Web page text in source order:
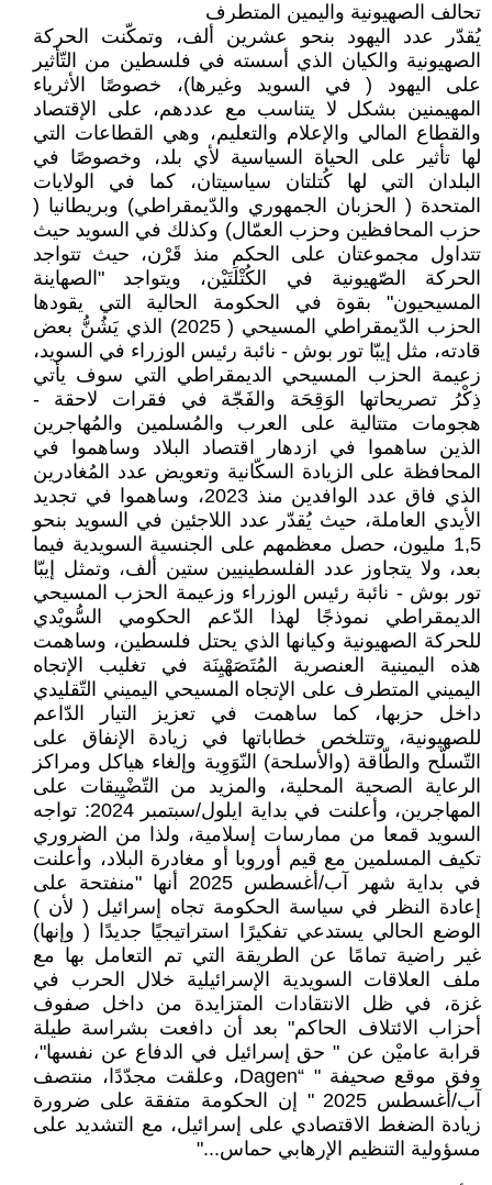
تحالف الصهيونية واليمين المتطرف
يُقدّر عدد اليهود بنحو عشرين ألف، وتمكّنت الحركة
الصهيونية والكيان الذي أسسته في فلسطين من التّأثير
على اليهود ( في السويد وغيرها)، خصوصًا الأثرياء
المهيمنين بشكل لا يتناسب مع عددهم، على الإقتصاد
والقطاع المالي والإعلام والتعليم، وهي القطاعات التي
لها تأثير على الحياة السياسية لأي بلد، وخصوصًا في
البلدان التي لها كُتلتان سياسيتان، كما في الولايات
المتحدة ( الحزبان الجمهوري والدّيمقراطي) وبريطانيا (
حزب المحافظين وحزب العمّال) وكذلك في السويد حيث
تتداول مجموعتان على الحكم منذ قَرْن، حيث تتواجد
الحركة الصّهيونية في الكُتْلَتَيْن، ويتواجد "الصهاينة
المسيحيون" بقوة في الحكومة الحالية التي يقودها
الحزب الدّيمقراطي المسيحي ( 2025) الذي يَشُنُّ بعض
قادته، مثل إيبّا تور بوش - نائبة رئيس الوزراء في السويد،
زعيمة الحزب المسيحي الديمقراطي التي سوف يأتي
ذِكْرُ تصريحاتها الوَقِحَة والفَجّة في فقرات لاحقة -
هجومات متتالية على العرب والمُسلمين والمُهاجرين
الذين ساهموا في ازدهار اقتصاد البلاد وساهموا في
المحافظة على الزيادة السكّانية وتعويض عدد المُغادرين
الذي فاق عدد الوافدين منذ 2023، وساهموا في تجديد
الأيدي العاملة، حيث يُقدّر عدد اللاجئين في السويد بنحو
1,5 مليون، حصل معظمهم على الجنسية السويدية فيما
بعد، ولا يتجاوز عدد الفلسطينيين ستين ألف، وتمثل إيبّا
تور بوش - نائبة رئيس الوزراء وزعيمة الحزب المسيحي
الديمقراطي نموذجًا لهذا الدّعم الحكومي السُّويْدي
للحركة الصهيونية وكيانها الذي يحتل فلسطين، وساهمت
هذه اليمينية العنصرية المُتَصَهْيِنَة في تغليب الإتجاه
اليميني المتطرف على الإتجاه المسيحي اليميني التّقليدي
داخل حزبها، كما ساهمت في تعزيز التيار الدّاعم
للصهيونية، وتتلخص خطاباتها في زيادة الإنفاق على
التّسلّح والطّاقة (والأسلحة) النّوَوِية وإلغاء هياكل ومراكز
الرعاية الصحية المحلية، والمزيد من التّضْيِيقات على
المهاجرين، وأعلنت في بداية ايلول/سبتمبر 2024: تواجه
السويد قمعا من ممارسات إسلامية، ولذا من الضروري
تكيف المسلمين مع قيم أوروبا أو مغادرة البلاد، وأعلنت
في بداية شهر آب/أغسطس 2025 أنها "منفتحة على
إعادة النظر في سياسة الحكومة تجاه إسرائيل ( لأن )
الوضع الحالي يستدعي تفكيرًا استراتيجيًا جديدًا ( وإنها)
غير راضية تمامًا عن الطريقة التي تم التعامل بها مع
ملف العلاقات السويدية الإسرائيلية خلال الحرب في
غزة، في ظل الانتقادات المتزايدة من داخل صفوف
أحزاب الائتلاف الحاكم" بعد أن دافعت بشراسة طيلة
قرابة عاميْن عن " حق إسرائيل في الدفاع عن نفسها"،
وفق موقع صحيفة " “Dagen، وعلقت مجدّدًا، منتصف
آب/أغسطس 2025 " إن الحكومة متفقة على ضرورة
زيادة الضغط الاقتصادي على إسرائيل، مع التشديد على
مسؤولية التنظيم الإرهابي حماس..."